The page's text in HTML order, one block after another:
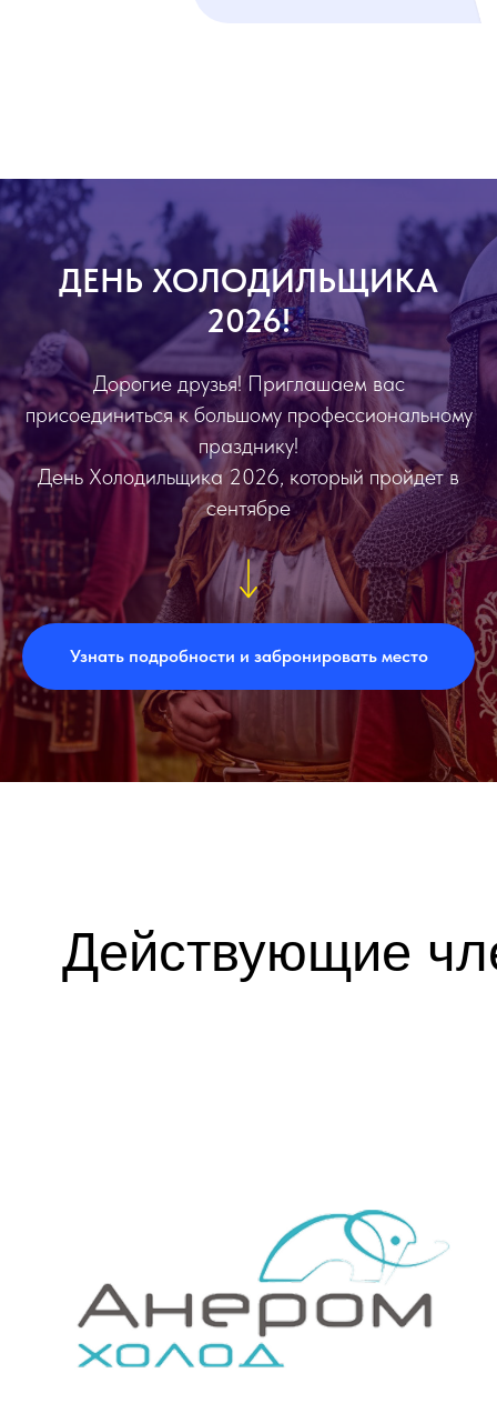
ДЕНЬ ХОЛОДИЛЬЩИКА
2026!
Дорогие друзья! Приглашаем вас
присоединиться к большому профессиональному
празднику!
День Холодильщика 2026, который пройдет в
сентябре
Узнать подробности и забронировать место